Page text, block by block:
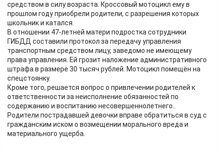
средством в силу возраста. Кроссовый мотоцикл ему в
прошлом году приобрели родители, с разрешения которых
школьник и катался.
В отношении 47-летней матери подростка сотрудники
ГИБДД составили протокол за передачу управления
транспортным средством лицу, заведомо не имеющему
права управления. Ей грозит наложение административного
штрафа в размере 30 тысяч рублей. Мотоцикл помещён на
спецстоянку.
Кроме того, решается вопрос о привлечении родителей к
ответственности за неисполнение обязанностей по
содержанию и воспитанию несовершеннолетнего..
Родители пострадавшей девочки вправе обратиться в суд с
гражданским иском о возмещении морального вреда и
материального ущерба.